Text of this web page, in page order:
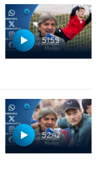
51:59
52:42